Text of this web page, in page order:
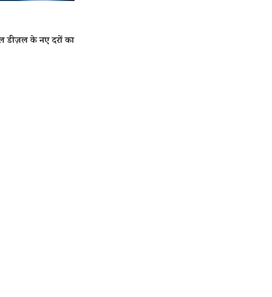
डीज़ल के नए दरों का